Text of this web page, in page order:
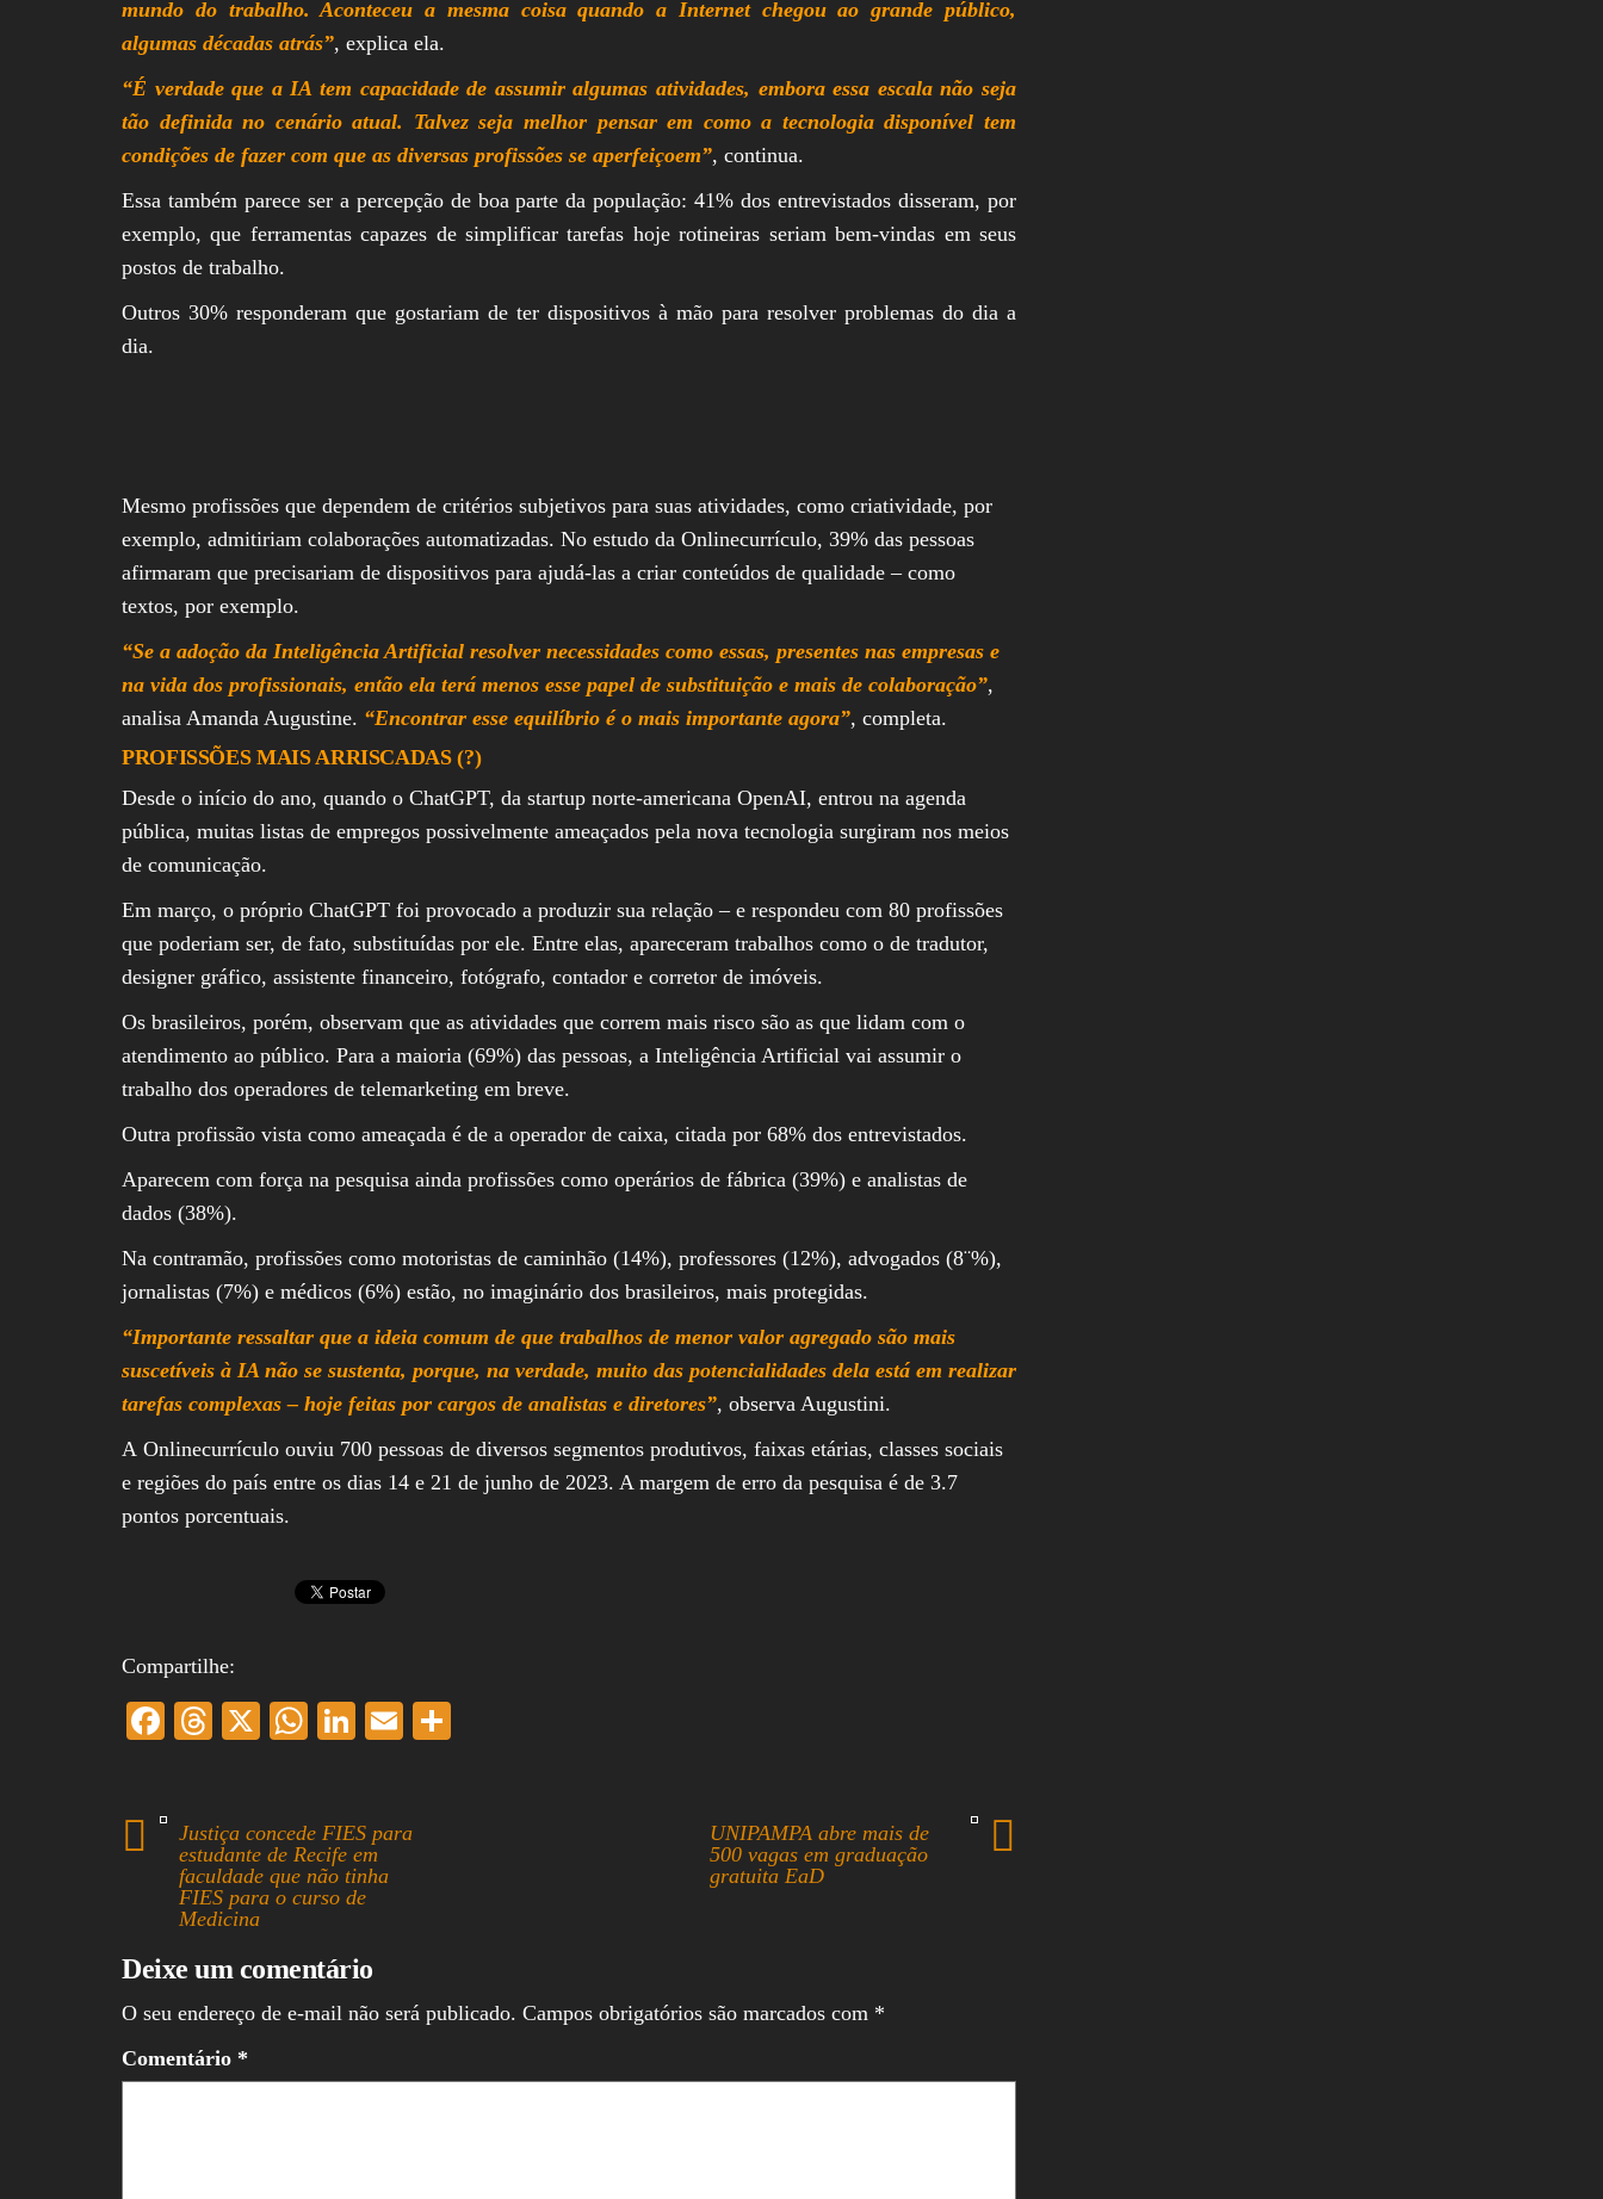
mundo do trabalho. Aconteceu a mesma coisa quando a Internet chegou ao grande público,
algumas décadas atrás”, explica ela.
“É verdade que a IA tem capacidade de assumir algumas atividades, embora essa escala não seja
tão definida no cenário atual. Talvez seja melhor pensar em como a tecnologia disponível tem
condições de fazer com que as diversas profissões se aperfeiçoem”, continua.
Essa também parece ser a percepção de boa parte da população: 41% dos entrevistados disseram, por
exemplo, que ferramentas capazes de simplificar tarefas hoje rotineiras seriam bem-vindas em seus
postos de trabalho.
Outros 30% responderam que gostariam de ter dispositivos à mão para resolver problemas do dia a
dia.
Mesmo profissões que dependem de critérios subjetivos para suas atividades, como criatividade, por
exemplo, admitiriam colaborações automatizadas. No estudo da Onlinecurrículo, 39% das pessoas
afirmaram que precisariam de dispositivos para ajudá-las a criar conteúdos de qualidade – como
textos, por exemplo.
“Se a adoção da Inteligência Artificial resolver necessidades como essas, presentes nas empresas e
na vida dos profissionais, então ela terá menos esse papel de substituição e mais de colaboração”,
analisa Amanda Augustine. “Encontrar esse equilíbrio é o mais importante agora”, completa.
PROFISSÕES MAIS ARRISCADAS (?)
Desde o início do ano, quando o ChatGPT, da startup norte-americana OpenAI, entrou na agenda
pública, muitas listas de empregos possivelmente ameaçados pela nova tecnologia surgiram nos meios
de comunicação.
Em março, o próprio ChatGPT foi provocado a produzir sua relação – e respondeu com 80 profissões
que poderiam ser, de fato, substituídas por ele. Entre elas, apareceram trabalhos como o de tradutor,
designer gráfico, assistente financeiro, fotógrafo, contador e corretor de imóveis.
Os brasileiros, porém, observam que as atividades que correm mais risco são as que lidam com o
atendimento ao público. Para a maioria (69%) das pessoas, a Inteligência Artificial vai assumir o
trabalho dos operadores de telemarketing em breve.
Outra profissão vista como ameaçada é de a operador de caixa, citada por 68% dos entrevistados.
Aparecem com força na pesquisa ainda profissões como operários de fábrica (39%) e analistas de
dados (38%).
Na contramão, profissões como motoristas de caminhão (14%), professores (12%), advogados (8¨%),
jornalistas (7%) e médicos (6%) estão, no imaginário dos brasileiros, mais protegidas.
“Importante ressaltar que a ideia comum de que trabalhos de menor valor agregado são mais
suscetíveis à IA não se sustenta, porque, na verdade, muito das potencialidades dela está em realizar
tarefas complexas – hoje feitas por cargos de analistas e diretores”, observa Augustini.
A Onlinecurrículo ouviu 700 pessoas de diversos segmentos produtivos, faixas etárias, classes sociais
e regiões do país entre os dias 14 e 21 de junho de 2023. A margem de erro da pesquisa é de 3.7
pontos porcentuais.
Compartilhe:
Fa
ok
T
ds
X
W
A
pp
Li
In
E
Justiça concede FIES para
estudante de Recife em
faculdade que não tinha
FIES para o curso de
Medicina
UNIPAMPA abre mais de
500 vagas em graduação
gratuita EaD
Deixe um comentário
O seu endereço de e-mail não será publicado. Campos obrigatórios são marcados com *
Comentário *